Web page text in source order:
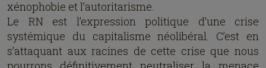
xénophobie et l’autoritarisme.
Le RN est l’expression politique d’une crise
systémique du capitalisme néolibéral. C’est en
s’attaquant aux racines de cette crise que nous